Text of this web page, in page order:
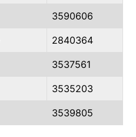
3590606
2840364
3537561
3535203
3539805